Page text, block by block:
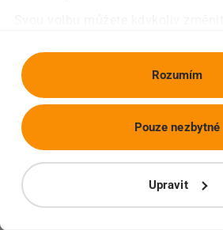
Rozumím
Upravit
Pouze nezbytné